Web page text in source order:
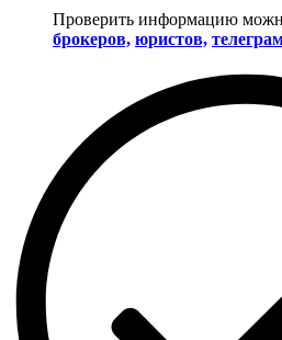
Проверить информацию
брокеров, юристов,